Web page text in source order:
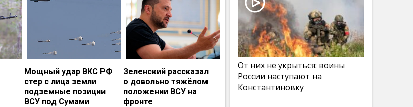
Мощный удар ВКС РФ
стер с лица земли
подземные позиции
ВСУ под Сумами
Зеленский рассказал
о довольно тяжёлом
положении ВСУ на
фронте
От них не укрыться: воины
России наступают на
Константиновку